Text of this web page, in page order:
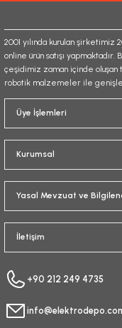
2001 yılında kurulan şirketimiz
online ürün satışı
çeşidimiz zaman içinde
robotik malzemeler ile
Üye İşlemleri
Kurumsal
Yasal Mevzuat ve
İletişim
+90 212 249 4735